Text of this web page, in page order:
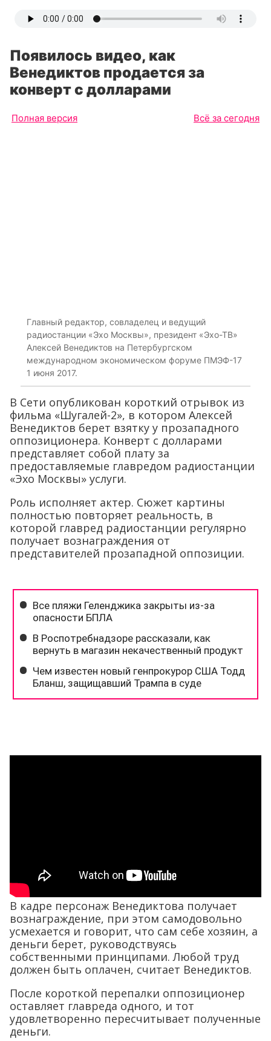
Появилось видео, как
Венедиктов продается за
конверт с долларами
Полная версия Всё за сегодня
Главный редактор, совладелец и ведущий
радиостанции «Эхо Москвы», президент «Эхо-ТВ»
Алексей Венедиктов на Петербургском
международном экономическом форуме ПМЭФ-17
1 июня 2017.
В Сети опубликован короткий отрывок из
фильма «Шугалей-2», в котором Алексей
Венедиктов берет взятку у прозападного
оппозиционера. Конверт с долларами
представляет собой плату за
предоставляемые главредом радиостанции
«Эхо Москвы» услуги.
Роль исполняет актер. Сюжет картины
полностью повторяет реальность, в
которой главред радиостанции регулярно
получает вознаграждения от
представителей прозападной оппозиции.
В кадре персонаж Венедиктова получает
вознаграждение, при этом самодовольно
усмехается и говорит, что сам себе хозяин, а
деньги берет, руководствуясь
собственными принципами. Любой труд
должен быть оплачен, считает Венедиктов.
После короткой перепалки оппозиционер
оставляет главреда одного, и тот
удовлетворенно пересчитывает полученные
деньги.